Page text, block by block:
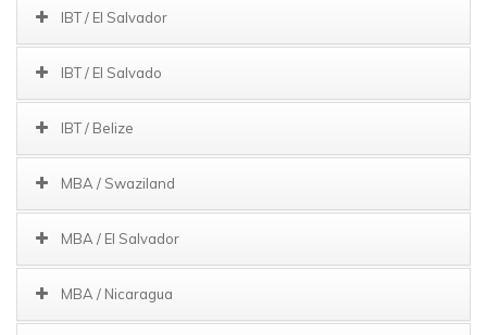
IBT / El Salvador
IBT / El Salvado
IBT / Belize
MBA / Swaziland
MBA / El Salvador
MBA / Nicaragua